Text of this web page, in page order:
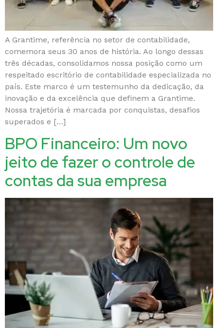
A Grantime, referência no setor de contabilidade,
comemora seus 30 anos de história. Ao longo dessas
três décadas, consolidamos nossa posição como um
respeitado escritório de contabilidade especializada no
país. Este marco é um testemunho da dedicação, da
inovação e da excelência que definem a Grantime.
Nossa trajetória é marcada por conquistas, desafios
superados e […]
BPO Financeiro: Um novo
jeito de fazer o controle de
contas da sua empresa